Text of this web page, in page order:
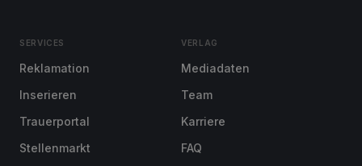
SERVICES
Reklamation
Inserieren
Trauerportal
Stellenmarkt
VERLAG
Mediadaten
Team
Karriere
FAQ